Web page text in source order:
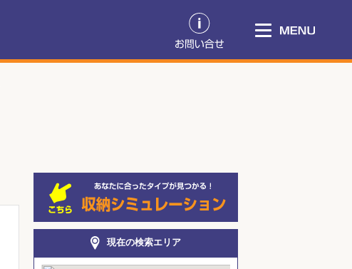
現在の検索エリア